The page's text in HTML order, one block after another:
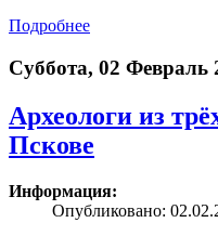
Подробнее
Суббота, 02 Февраль
Археологи из
Пскове
Информация:
Опубликовано: